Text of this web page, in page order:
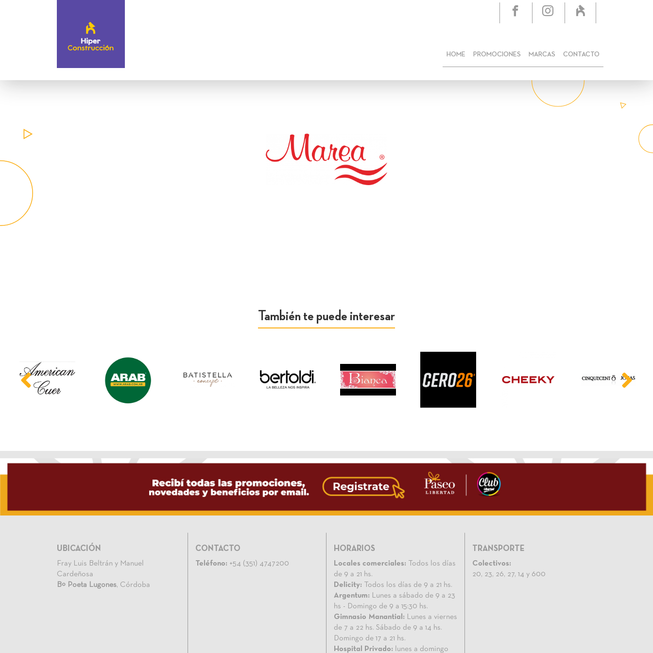
HOME PROMOCIONES MARCAS CONTACTO
También te puede interesar
UBICACIÓN
Fray Luis Beltrán y Manuel
Cardeñosa
Bº Poeta Lugones, Córdoba
CONTACTO
Teléfono: +54 (351) 4747200
HORARIOS
Locales comerciales: Todos los días
de 9 a 21 hs.
Delicity: Todos los días de 9 a 21 hs.
Argentum: Lunes a sábado de 9 a 23
hs - Domingo de 9 a 15:30 hs.
Gimnasio Manantial: Lunes a viernes
de 7 a 22 hs. Sábado de 9 a 14 hs.
Domingo de 17 a 21 hs.
Hospital Privado: lunes a domingo
TRANSPORTE
Colectivos:
20, 23, 26, 27, 14 y 600